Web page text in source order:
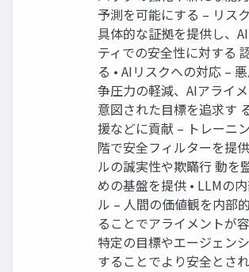
予測を可能にする – リス
具体的な証拠を提供し、
ティでの安全性に対する
る • AIリスクへの対応 –
争圧力の軽減、AIアライ
意図された目標を追求す
援などに貢献 – トレーニ
階で安全フィルターを提
ルの誠実性や欺瞞行 動を
めの基盤を提供 • LLMの
ル – 人間の価値観を内部
ることでアライメントが
特定の目標やエージェン
することでより安全とさ